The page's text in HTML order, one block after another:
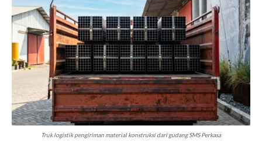
Truk logistik pengiriman material konstruksi dari gudang SMS Perkasa